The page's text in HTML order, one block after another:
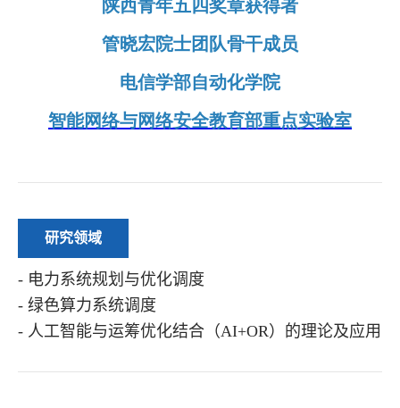
研究领域
- 电力系统规划与优化调度
- 绿色算力系统调度
- 人工智能与运筹优化结合（AI+OR）的理论及应用